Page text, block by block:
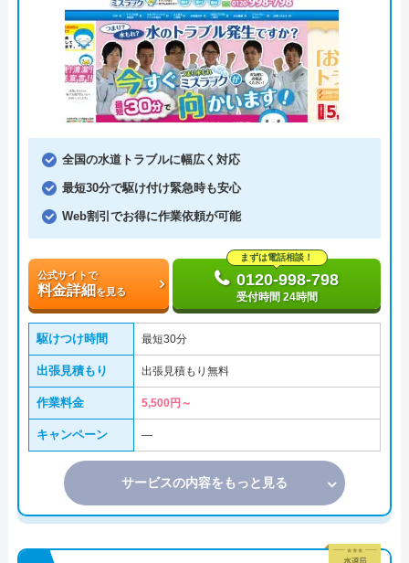
全国の水道トラブルに幅広く対応
最短30分で駆け付け緊急時も安心
Web割引でお得に作業依頼が可能
公式サイトで
料金詳細を見る
まずは電話相談！
0120-998-798
受付時間 24時間
駆けつけ時間 最短30分
出張見積もり 出張見積もり無料
作業料金 5,500円～
キャンペーン ―
サービスの内容をもっと見る